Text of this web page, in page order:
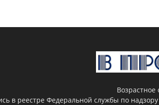
Возрастное
в реестре Федеральной службы по